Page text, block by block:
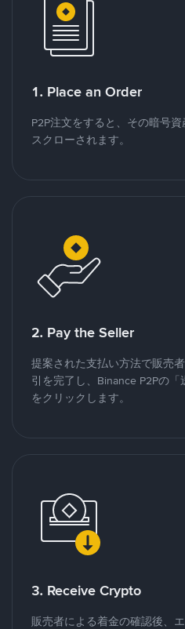
1. Place an Order
P2P注文をすると、その暗号
スクローされます。
2. Pay the Seller
提案された支払い方法で販売
引を完了し、Binance P2Pの「
をクリックします。
3. Receive Crypto
販売者による着金の確認後、